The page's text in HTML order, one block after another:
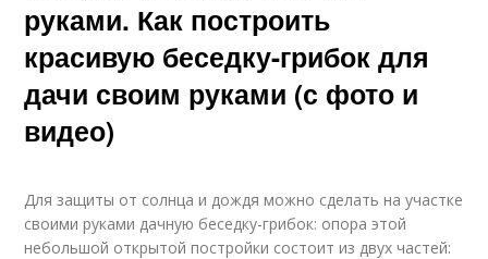
руками. Как построить
красивую беседку-грибок для
дачи своим руками (с фото и
видео)
Для защиты от солнца и дождя можно сделать на участке
своими руками дачную беседку-грибок: опора этой
небольшой открытой постройки состоит из двух частей: